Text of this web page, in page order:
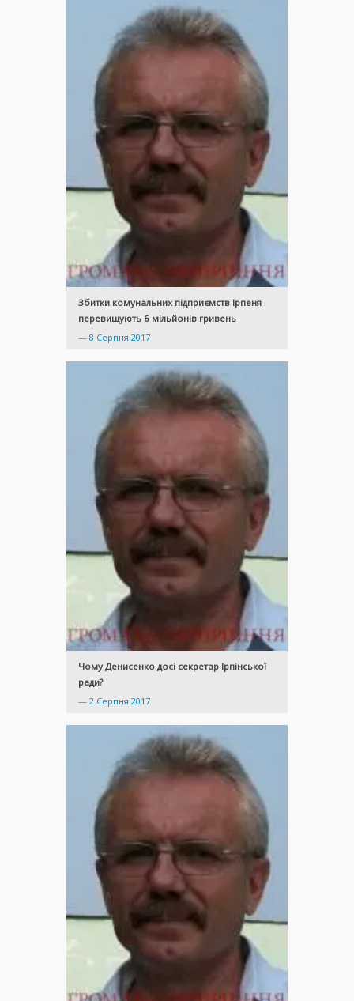
Збитки комунальних підприємств Ірпеня
перевищують 6 мільйонів гривень
— 8 Серпня 2017
Чому Денисенко досі секретар Ірпінської
ради?
— 2 Серпня 2017